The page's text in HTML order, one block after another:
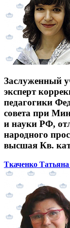
Заслуженный
эксперт
педагогики
совета при
и науки РФ,
народного
высшая Кв.
Ткаченко